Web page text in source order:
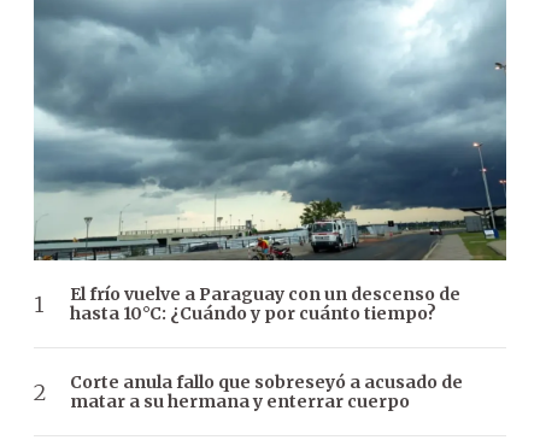
El frío vuelve a Paraguay con un descenso de
hasta 10°C: ¿Cuándo y por cuánto tiempo?
Corte anula fallo que sobreseyó a acusado de
matar a su hermana y enterrar cuerpo